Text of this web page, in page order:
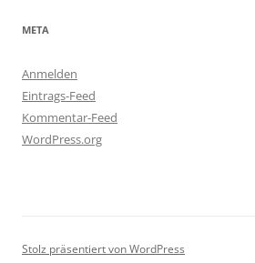
META
Anmelden
Eintrags-Feed
Kommentar-Feed
WordPress.org
Stolz präsentiert von WordPress